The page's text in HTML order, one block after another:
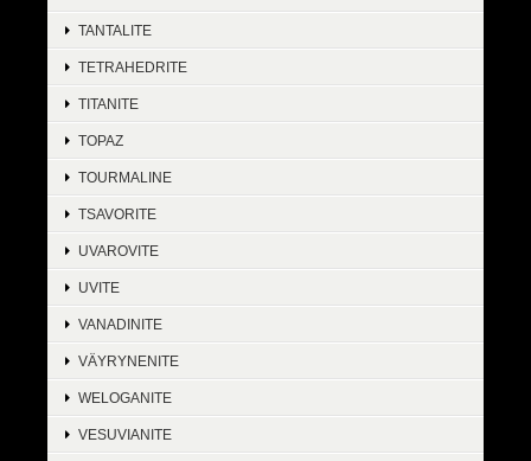
TANTALITE
TETRAHEDRITE
TITANITE
TOPAZ
TOURMALINE
TSAVORITE
UVAROVITE
UVITE
VANADINITE
VÄYRYNENITE
WELOGANITE
VESUVIANITE